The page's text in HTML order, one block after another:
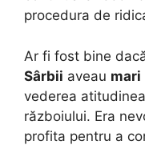
procedura de
Ar fi fost bine
Sârbii aveau mari
vederea
războiului. Era
profita pentru a